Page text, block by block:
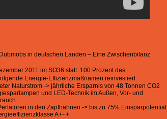
in deutschen Landen – Eine Zwischenbilanz
2011 im SO36 statt. 100 Prozent des
Energie-Effizienzmaßnamen reinvestiert:
Naturstrom -> jährliche Ersparnis von 48 Tonnen CO2
und LED-Technik im Außen, Vor- und
in den Zapfhähnen -> bis zu 75% Einsparpotential
A+++